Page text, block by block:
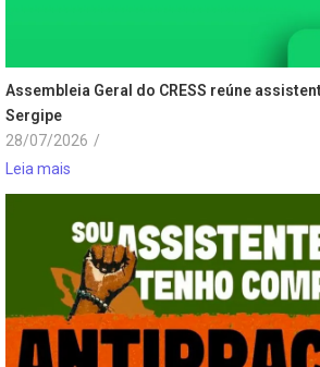
Assembleia Geral do CRESS reúne
Sergipe
28/07/2026 /
Leia mais